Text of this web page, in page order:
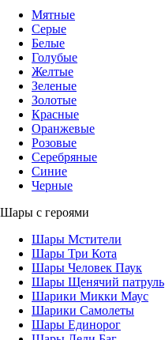
Мятные
Серые
Белые
Голубые
Желтые
Зеленые
Золотые
Красные
Оранжевые
Розовые
Серебряные
Синие
Черные
Шары с героями
Шары Мстители
Шары Три Кота
Шары Человек Паук
Шары Щенячий патруль
Шарики Микки Маус
Шарики Самолеты
Шары Единорог